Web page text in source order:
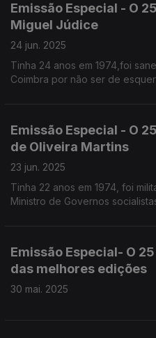
Emissão Especial - O
Miguel Júdice
24 jun. 2025
Tinha 24 anos em 1974,foi
Coimbra por não ser de
Emissão Especial - O
de Oliveira Martins
23 jun. 2025
Tinha 22 anos em 1974, foi
Ministro de Governos
Emissão Especial- O
das melhores edições
30 mai. 2025